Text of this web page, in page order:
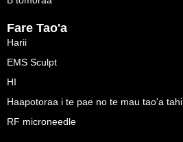
Fare Tao'a
Harii
EMS Sculpt
HI
Haapotoraa i te pae no te mau tao'a tahi
RF microneedle